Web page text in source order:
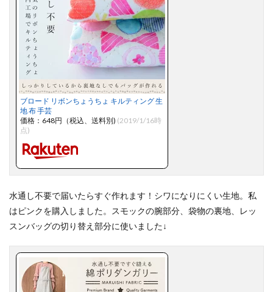
ブロード リボンちょうちょ キルティング 生
地 布 手芸
価格：648円（税込、送料別) (2019/1/16時
点)
水通し不要で届いたらすぐ作れます！シワになりにくい生地。私
はピンクを購入しました。スモックの腕部分、袋物の裏地、レッ
スンバッグの切り替え部分に使いました↓